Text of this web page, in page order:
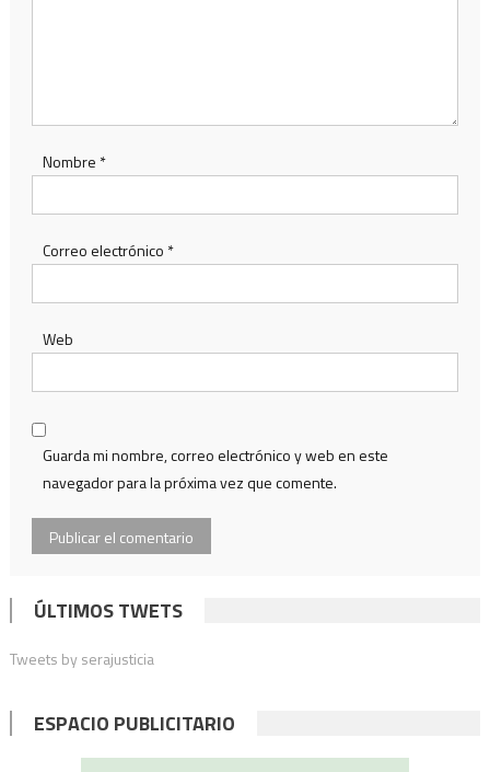
Nombre *
Correo electrónico *
Web
Guarda mi nombre, correo electrónico y web en este
navegador para la próxima vez que comente.
ÚLTIMOS TWETS
Tweets by serajusticia
ESPACIO PUBLICITARIO